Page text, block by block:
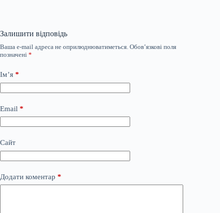
Залишити відповідь
Ваша e-mail адреса не оприлюднюватиметься. Обов’язкові поля
позначені *
Ім’я *
Email *
Сайт
Додати коментар *